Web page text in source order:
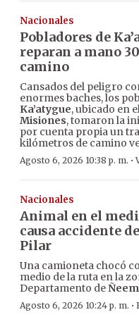
Nacionales
Pobladores de
reparan a mano
camino
Cansados del peligro
enormes baches, los
Ka’atygue, ubicado en
Misiones, tomaron la
por cuenta propia un
kilómetros de camino
Agosto 6, 2026 10:38 p. m. ·
Nacionales
Animal en el
causa accidente
Pilar
Una camioneta chocó
medio de la ruta en la
Departamento de
Agosto 6, 2026 10:24 p. m. ·